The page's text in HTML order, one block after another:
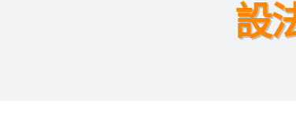
設